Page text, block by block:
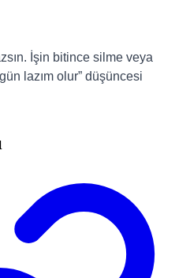
İşin bitince silme veya
lazım olur” düşüncesi